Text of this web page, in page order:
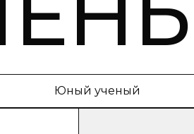
Юный ученый